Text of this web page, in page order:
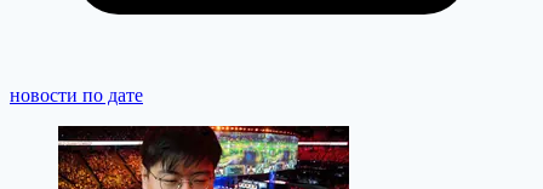
новости по дате